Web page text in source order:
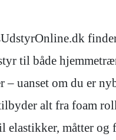
til både
– uanset om du er
alt fra foam
elastikker, måtter og